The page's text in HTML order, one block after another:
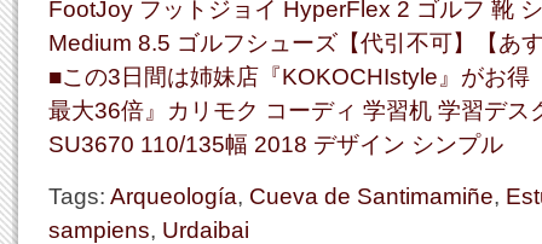
FootJoy フットジョイ HyperFlex 2 ゴルフ 靴
Medium 8.5 ゴルフシューズ【代引不可】【あ
■この3日間は姉妹店『KOKOCHIstyle』がお得
最大36倍』カリモク コーディ 学習机 学習デス
SU3670 110/135幅 2018 デザイン シンプル
Tags: Arqueología, Cueva de Santimamiñe,
sampiens, Urdaibai